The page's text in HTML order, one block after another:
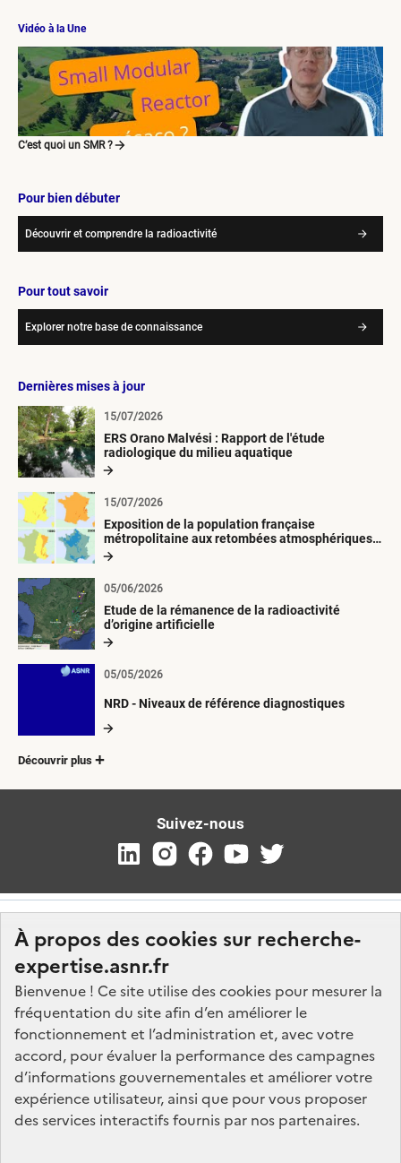
À propos des cookies sur recherche-
expertise.asnr.fr
Bienvenue ! Ce site utilise des cookies pour mesurer la
fréquentation du site afin d’en améliorer le
fonctionnement et l’administration et, avec votre
accord, pour évaluer la performance des campagnes
d’informations gouvernementales et améliorer votre
expérience utilisateur, ainsi que pour vous proposer
des services interactifs fournis par nos partenaires.
Vidéo à la Une
C’est quoi un SMR ?
Pour bien débuter
Découvrir et comprendre la radioactivité
Pour tout savoir
Explorer notre base de connaissance
Dernières mises à jour
ERS Orano Malvési : Rapport de l'étude
radiologique du milieu aquatique
15/07/2026
Exposition de la population française
métropolitaine aux retombées atmosphériques
radioactives depuis 1945
15/07/2026
Etude de la rémanence de la radioactivité
d’origine artificielle
05/06/2026
NRD - Niveaux de référence diagnostiques
05/05/2026
Découvrir plus
Suivez-nous
Nos marchés
Nos offres d'emploi
FAQ
Glossaire